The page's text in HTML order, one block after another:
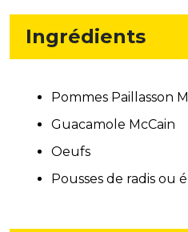
Ingrédients
Pommes Paillasson
Guacamole McCain
Oeufs
Pousses de radis ou